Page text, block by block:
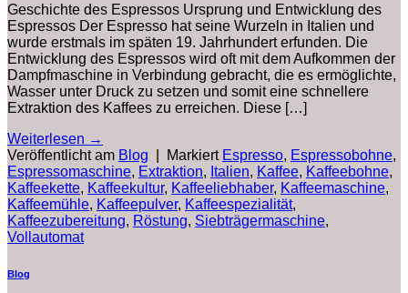
Geschichte des Espressos Ursprung und Entwicklung des
Espressos Der Espresso hat seine Wurzeln in Italien und
wurde erstmals im späten 19. Jahrhundert erfunden. Die
Entwicklung des Espressos wird oft mit dem Aufkommen der
Dampfmaschine in Verbindung gebracht, die es ermöglichte,
Wasser unter Druck zu setzen und somit eine schnellere
Extraktion des Kaffees zu erreichen. Diese […]
Weiterlesen →
Veröffentlicht am Blog Markiert Espresso, Espressobohne,
Espressomaschine, Extraktion, Italien, Kaffee, Kaffeebohne,
Kaffeekette, Kaffeekultur, Kaffeeliebhaber, Kaffeemaschine,
Kaffeemühle, Kaffeepulver, Kaffeespezialität,
Kaffeezubereitung, Röstung, Siebträgermaschine,
Vollautomat
Blog